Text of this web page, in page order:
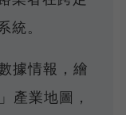
統。
據情報，繪
產業地圖，